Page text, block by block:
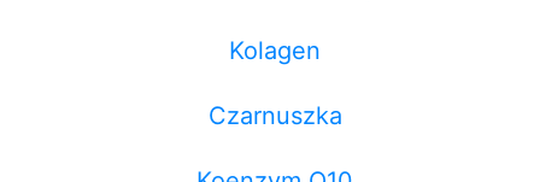
Kolagen
Czarnuszka